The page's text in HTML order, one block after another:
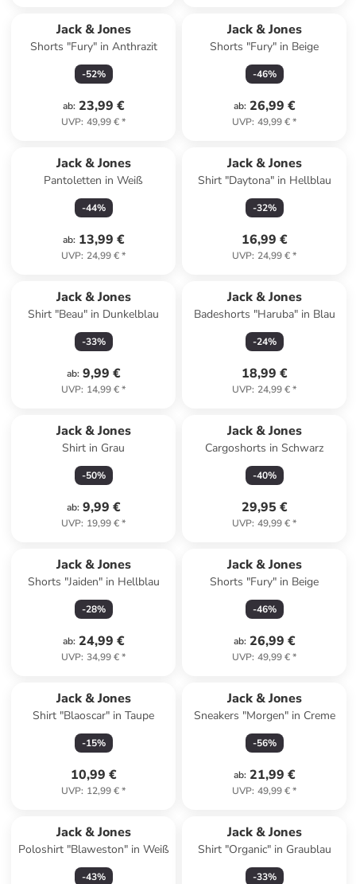
Jack & Jones
Shorts "Fury" in Anthrazit
-52%
ab: 23,99 €
UVP: 49,99 €*
Jack & Jones
Shorts "Fury" in Beige
-46%
ab: 26,99 €
UVP: 49,99 €*
Jack & Jones
Pantoletten in Weiß
-44%
ab: 13,99 €
UVP: 24,99 €*
Jack & Jones
Shirt "Daytona" in Hellblau
-32%
16,99 €
UVP: 24,99 €*
Jack & Jones
Shirt "Beau" in Dunkelblau
-33%
ab: 9,99 €
UVP: 14,99 €*
Jack & Jones
Badeshorts "Haruba" in Blau
-24%
18,99 €
UVP: 24,99 €*
Jack & Jones
Shirt in Grau
-50%
ab: 9,99 €
UVP: 19,99 €*
Jack & Jones
Cargoshorts in Schwarz
-40%
29,95 €
UVP: 49,99 €*
Jack & Jones
Shorts "Jaiden" in Hellblau
-28%
ab: 24,99 €
UVP: 34,99 €*
Jack & Jones
Shorts "Fury" in Beige
-46%
ab: 26,99 €
UVP: 49,99 €*
Jack & Jones
Shirt "Blaoscar" in Taupe
-15%
10,99 €
UVP: 12,99 €*
Jack & Jones
Sneakers "Morgen" in Creme
-56%
ab: 21,99 €
UVP: 49,99 €*
Jack & Jones
Poloshirt "Blaweston" in Weiß
-43%
Jack & Jones
Shirt "Organic" in Graublau
-33%